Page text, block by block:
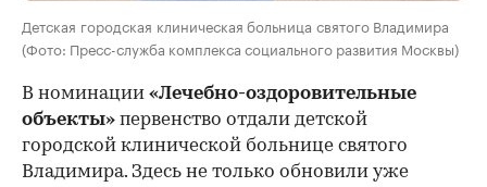
Детская городская клиническая больница святого Владимира
(Фото: Пресс-служба комплекса социального развития Москвы)
В номинации «Лечебно-оздоровительные
объекты» первенство отдали детской
городской клинической больнице святого
Владимира. Здесь не только обновили уже